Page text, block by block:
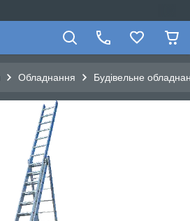
Обладнання Будівельне